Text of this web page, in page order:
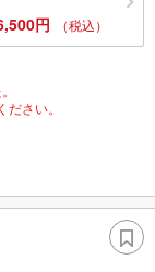
円 （税込）
さい。